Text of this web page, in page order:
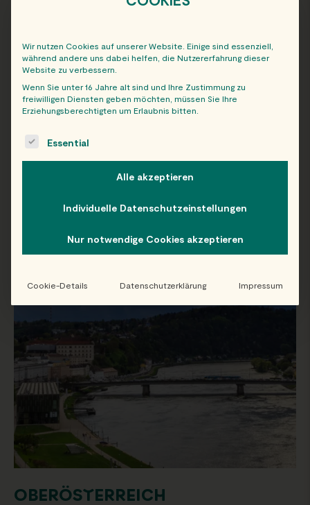
OBERÖSTERREICH
Wir nutzen Cookies auf unserer Website. Einige sind essenziell,
während andere uns dabei helfen, die Nutzererfahrung dieser
Website zu verbessern.
Wenn Sie unter 16 Jahre alt sind und Ihre Zustimmung zu
freiwilligen Diensten geben möchten, müssen Sie Ihre
Erziehungsberechtigten um Erlaubnis bitten.
The following is a list of service groups for which consent
Essential
Alle akzeptieren
Individuelle Datenschutzeinstellungen
Nur notwendige Cookies akzeptieren
Cookie-Details Datenschutzerklärung Impressum